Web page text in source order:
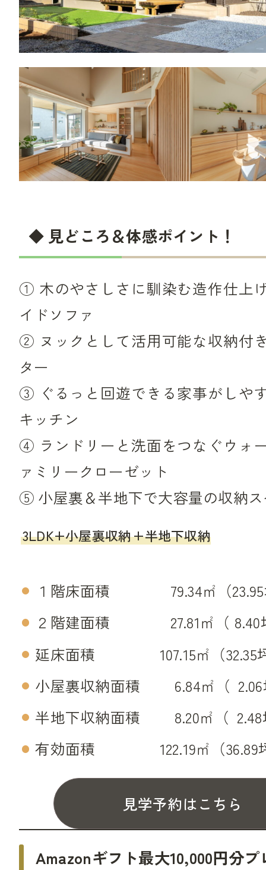
◆ 見どころ＆体感ポイント！
① 木のやさしさに馴染む造作仕上
イドソファ
② ヌックとして活用可能な収納付
ター
③ ぐるっと回遊できる家事がしや
キッチン
④ ランドリーと洗面をつなぐウォ
ァミリークローゼット
⑤ 小屋裏＆半地下で大容量の収納
3LDK+小屋裏収納+半地下収納
１階床面積 79.34㎡（23.95
２階建面積 27.81㎡（ 8.40
延床面積 107.15㎡（32.35
小屋裏収納面積 6.84㎡（
半地下収納面積 8.20㎡（
有効面積 122.19㎡（36.89
見学予約はこちら
Amazonギフト最大10,000円分